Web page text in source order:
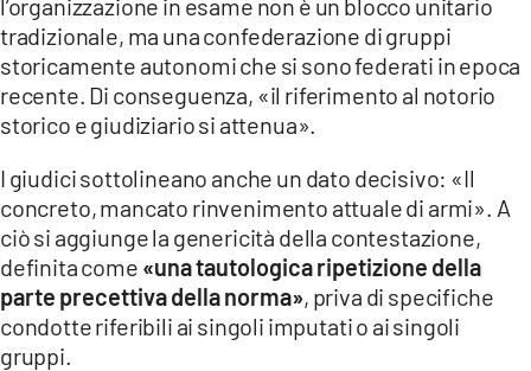
tradizionale, ma una confederazione di gruppi
storicamente autonomi che si sono federati in epoca
recente. Di conseguenza, «il riferimento al notorio
storico e giudiziario si attenua».
I giudici sottolineano anche un dato decisivo: «Il
concreto, mancato rinvenimento attuale di armi». A
ciò si aggiunge la genericità della contestazione,
definita come «una tautologica ripetizione della
parte precettiva della norma», priva di specifiche
condotte riferibili ai singoli imputati o ai singoli
gruppi.